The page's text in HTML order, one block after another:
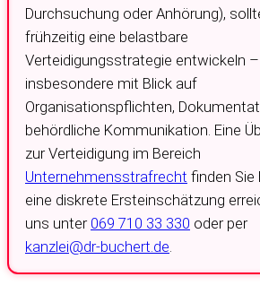
Durchsuchung oder Anhörung),
frühzeitig eine belastbare
Verteidigungsstrategie entwickeln –
insbesondere mit Blick auf
Organisationspflichten,
behördliche Kommunikation. Eine
zur Verteidigung im Bereich
Unternehmensstrafrecht finden Sie
eine diskrete Ersteinschätzung
uns unter 069 710 33 330 oder per
kanzlei@dr-buchert.de